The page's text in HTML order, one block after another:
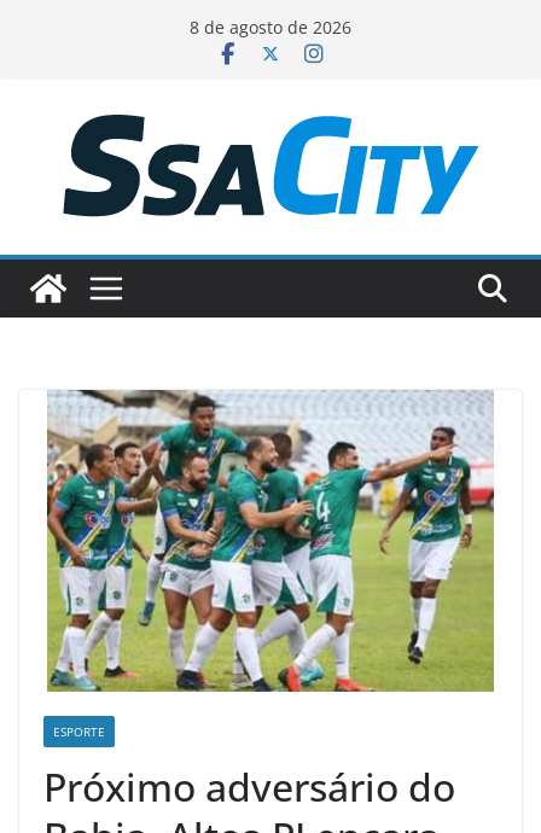
conteúdo
8 de agosto de 2026
ESPORTE
Próximo adversário do